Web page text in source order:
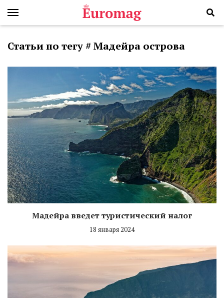
Статьи по тегу # Мадейра острова
Мадейра введет туристический налог
18 января 2024